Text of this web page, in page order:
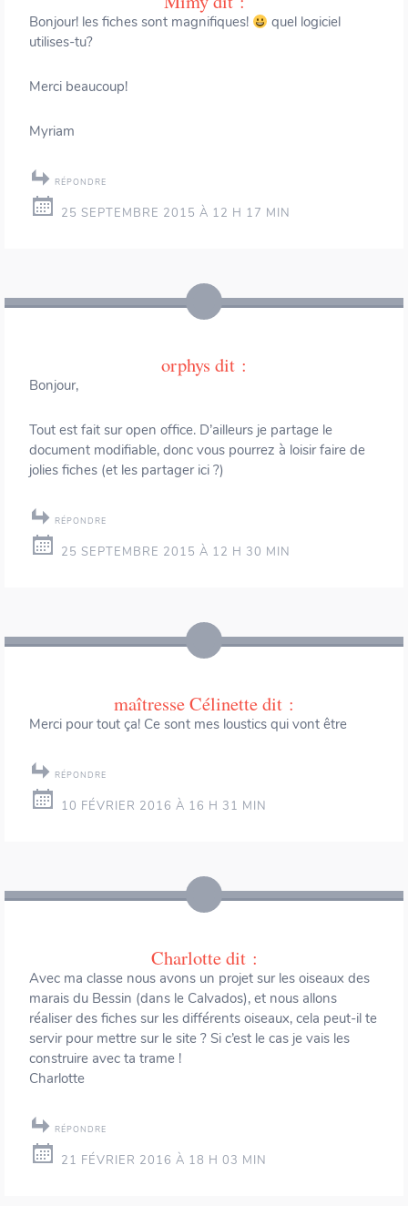
Bonjour! les fiches sont magnifiques!
quel logiciel
utilises-tu?
Merci beaucoup!
Myriam
RÉPONDRE
25 SEPTEMBRE 2015 À 12 H 17 MIN
orphys dit :
Bonjour,
Tout est fait sur open office. D’ailleurs je partage le
document modifiable, donc vous pourrez à loisir faire de
jolies fiches (et les partager ici ?)
RÉPONDRE
25 SEPTEMBRE 2015 À 12 H 30 MIN
maîtresse Célinettedit :
Merci pour tout ça! Ce sont mes loustics qui vont être
RÉPONDRE
10 FÉVRIER 2016 À 16 H 31 MIN
Charlottedit :
Avec ma classe nous avons un projet sur les oiseaux des
marais du Bessin (dans le Calvados), et nous allons
réaliser des fiches sur les différents oiseaux, cela peut-il te
servir pour mettre sur le site ? Si c’est le cas je vais les
construire avec ta trame !
Charlotte
RÉPONDRE
21 FÉVRIER 2016 À 18 H 03 MIN